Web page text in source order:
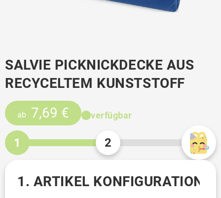
SALVIE PICKNICKDECKE AUS
RECYCELTEM KUNSTSTOFF
ab 7,69 € verfügbar
1 2
1. ARTIKEL KONFIGURATION